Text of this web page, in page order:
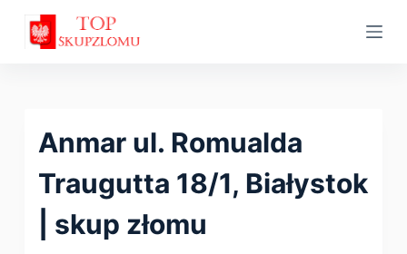
Anmar ul. Romualda
Traugutta 18/1, Białystok
| skup złomu